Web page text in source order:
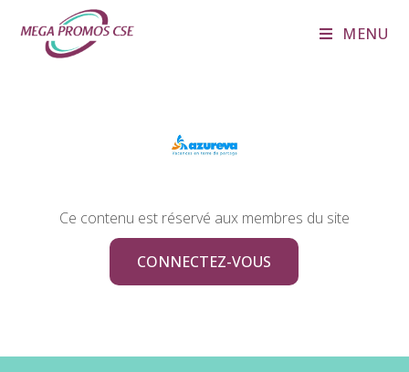
MENU
Ce contenu est réservé aux membres du site
CONNECTEZ-VOUS